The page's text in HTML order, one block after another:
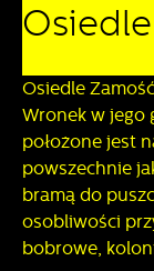
Osiedle
Wronek w jego
położone jest
powszechnie
bramą do
osobliwości
bobrowe,
personalizację
prezentowanych
komfort
dopasowanie jej
Wyrażenie
cookies
stronie.
Więcej
Analityczne
Analityczne
dostosowywać
Cookies
zakresie
Więcej